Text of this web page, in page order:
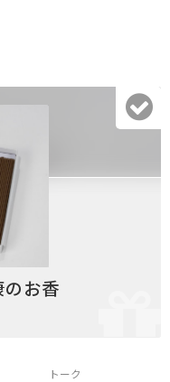
お香
トーク